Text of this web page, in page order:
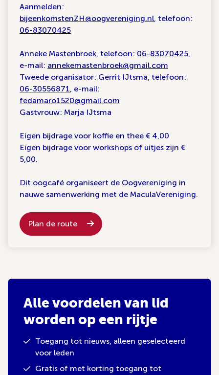
Aanmelden:
bijeenkomstenZH@oogvereniging.nl, telefoon:
06-83070425
Anneke Mastenbroek, telefoon: 06-83070425,
e-mail: annekemastenbroek@gmail.com
Tweede organisator: Gerrit IJtsma, telefoon:
06-30556871, e-mail:
fedamaro1520@gmail.com
Gastvrouw: Marja IJtsma
Eigen bijdrage voor koffie en thee € 4,00
Eigen bijdrage voor workshops of uitjes zijn €
5,00.
Dit oogcafé organiseert de Oogvereniging in
nauwe samenwerking met de MaculaVereniging.
Plan de route
Alle voordelen van lid
worden op een rijtje
Toegang tot nieuws, alleen geselecteerd
voor leden
Gratis of met korting toegang tot